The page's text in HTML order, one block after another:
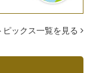
ピックス一覧を見る